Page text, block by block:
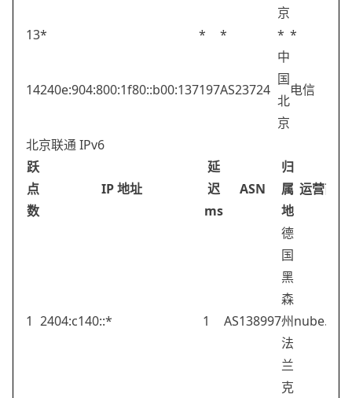
京
13* * * * *
14240e:904:800:1f80::b00:137197AS23724
中
国
北
京
电信
北京联通 IPv6
跃
点
数
IP 地址
延
迟
ms
ASN
归
属
地
运营商
1 2404:c140::* 1 AS138997
德
国
黑
森
州
法
兰
克
nube.sh